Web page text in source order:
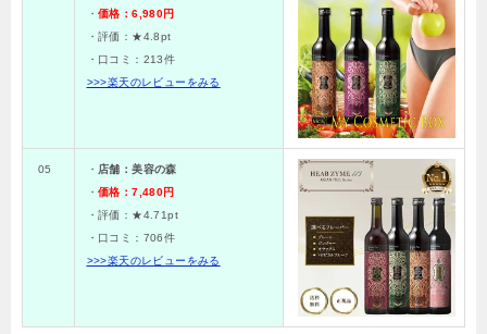
・ 価格：6,980円
・評価：★4.8pt
・口コミ： 213件
>>>楽天のレビューをみる
05 ・ 店舗：美容の森
・ 価格：7,480円
・評価：★4.71pt
・口コミ： 706件
>>>楽天のレビューをみる